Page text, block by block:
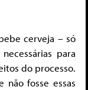
cerveja – só
para
do processo.
fosse essas